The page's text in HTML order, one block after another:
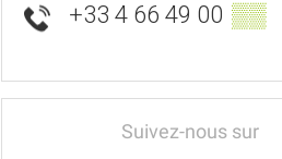
+33 4 66 49 00 ▒▒
Suivez-nous sur